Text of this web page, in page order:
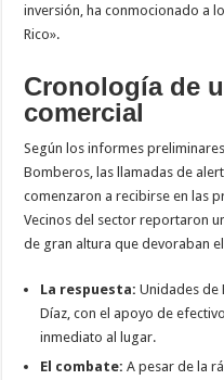
inversión, ha conmocionado a
Rico».
Cronología de
comercial
Según los informes
Bomberos, las llamadas de
comenzaron a recibirse en las
Vecinos del sector reportaron
de gran altura que devoraban
La respuesta: Unidades de
Díaz, con el apoyo de
inmediato al lugar.
El combate: A pesar de la